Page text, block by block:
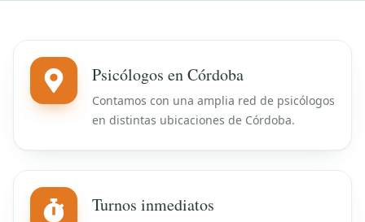
Psicólogos en Córdoba
Contamos con una amplia red de psicólogos
en distintas ubicaciones de Córdoba.
Turnos inmediatos